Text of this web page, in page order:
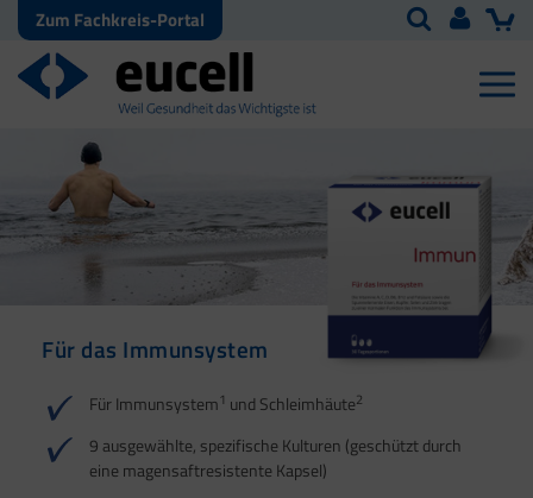
Zum Fachkreis-Portal
Für das Immunsystem
Für Immunsystem1 und Schleimhäute2
9 ausgewählte, spezifische Kulturen (geschützt durch
eine magensaftresistente Kapsel)
Für Haut, Haare und
4
Für Ihre natürliche